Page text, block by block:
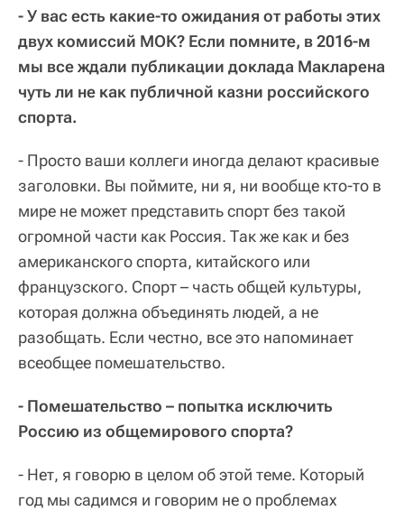
- У вас есть какие-то ожидания от работы этих
двух комиссий МОК? Если помните, в 2016-м
мы все ждали публикации доклада Макларена
чуть ли не как публичной казни российского
спорта.
- Просто ваши коллеги иногда делают красивые
заголовки. Вы поймите, ни я, ни вообще кто-то в
мире не может представить спорт без такой
огромной части как Россия. Так же как и без
американского спорта, китайского или
французского. Спорт – часть общей культуры,
которая должна объединять людей, а не
разобщать. Если честно, все это напоминает
всеобщее помешательство.
- Помешательство – попытка исключить
Россию из общемирового спорта?
- Нет, я говорю в целом об этой теме. Который
год мы садимся и говорим не о проблемах